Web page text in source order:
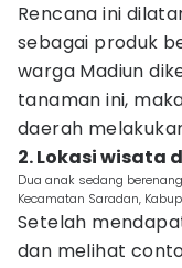
Rencana ini
sebagai produk
warga Madiun
tanaman ini,
daerah
2. Lokasi wisata
Dua anak sedang
Kecamatan Saradan,
Setelah
dan melihat